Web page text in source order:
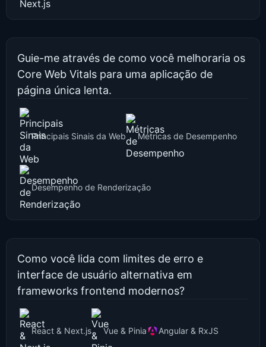
Guie-me através de como você melhoraria os
Core Web Vitals para uma aplicação de
página única lenta.
Principais Sinais da Web Métricas de Desempenho
Desempenho de Renderização
Como você lida com limites de erro e
interface de usuário alternativa em
frameworks frontend modernos?
React & Next.js Vue & Pinia Angular & RxJS